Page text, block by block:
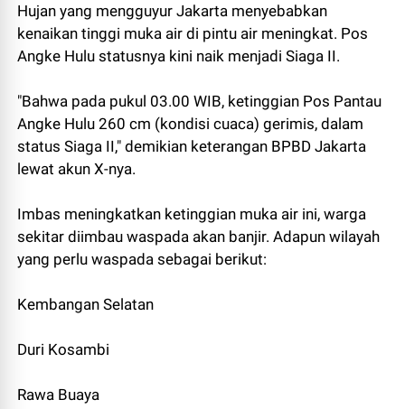
Hujan yang mengguyur Jakarta menyebabkan
kenaikan tinggi muka air di pintu air meningkat. Pos
Angke Hulu statusnya kini naik menjadi Siaga II.
"Bahwa pada pukul 03.00 WIB, ketinggian Pos Pantau
Angke Hulu 260 cm (kondisi cuaca) gerimis, dalam
status Siaga II," demikian keterangan BPBD Jakarta
lewat akun X-nya.
Imbas meningkatkan ketinggian muka air ini, warga
sekitar diimbau waspada akan banjir. Adapun wilayah
yang perlu waspada sebagai berikut:
Kembangan Selatan
Duri Kosambi
Rawa Buaya